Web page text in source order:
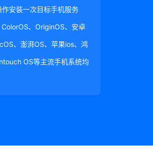
安装一次目标手机服务
、OriginOS、安卓
、澎湃OS、苹果ios、鸿
OS等主流手机系统均